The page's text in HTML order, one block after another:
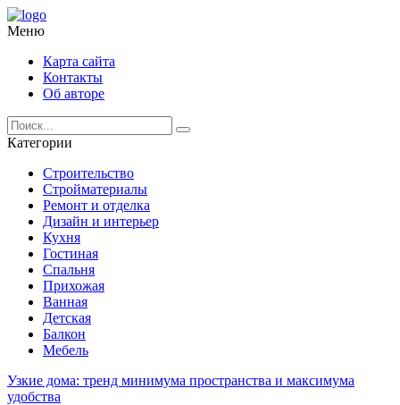
Меню
Карта сайта
Контакты
Об авторе
Категории
Строительство
Стройматериалы
Ремонт и отделка
Дизайн и интерьер
Кухня
Гостиная
Спальня
Прихожая
Ванная
Детская
Балкон
Мебель
Узкие дома: тренд минимума пространства и максимума
удобства